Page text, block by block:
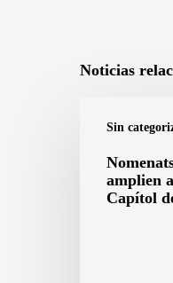
Noticias
Sin
quatre
canonges
amplien
Capítol